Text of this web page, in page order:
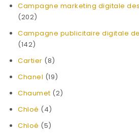
Campagne marketing digitale
(202)
Campagne publicitaire digitale
(142)
Cartier (8)
Chanel (19)
Chaumet (2)
Chloé (4)
Chloé (5)